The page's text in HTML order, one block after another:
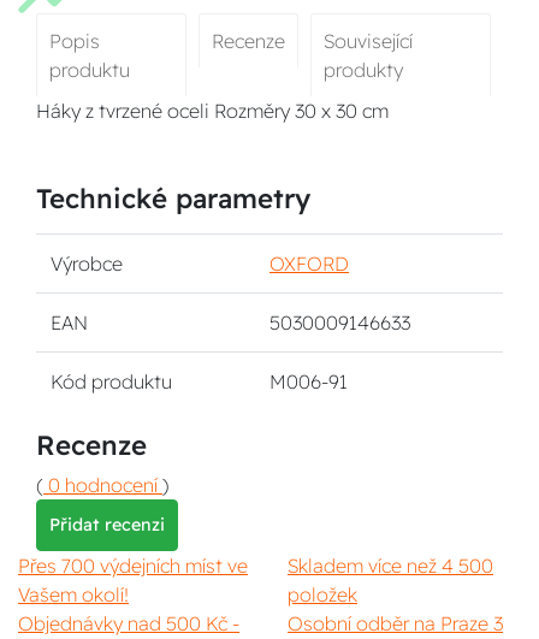
Popis
produktu
Recenze
Související
produkty
Háky z tvrzené oceli Rozměry 30 x 30 cm
Technické parametry
Výrobce OXFORD
EAN 5030009146633
Kód produktu M006-91
Recenze
( 0 hodnocení )
Přidat recenzi
Přes 700 výdejních míst ve
Vašem okolí!
Skladem více než 4 500
položek
Objednávky nad 500 Kč -
Osobní odběr na Praze 3